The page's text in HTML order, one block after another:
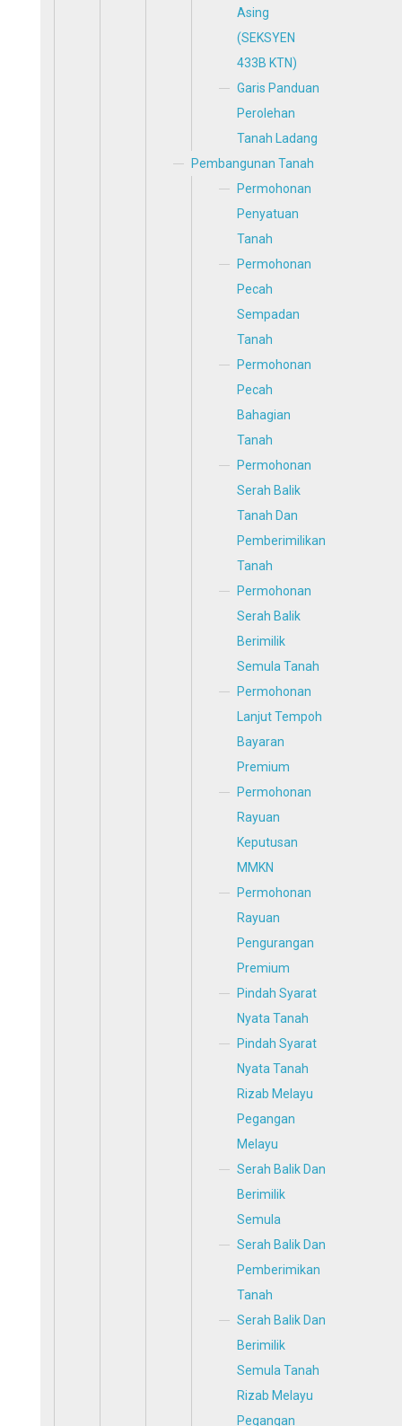
Asing
(SEKSYEN
433B KTN)
Garis Panduan
Perolehan
Tanah Ladang
Pembangunan Tanah
Permohonan
Penyatuan
Tanah
Permohonan
Pecah
Sempadan
Tanah
Permohonan
Pecah
Bahagian
Tanah
Permohonan
Serah Balik
Tanah Dan
Pemberimilikan
Tanah
Permohonan
Serah Balik
Berimilik
Semula Tanah
Permohonan
Lanjut Tempoh
Bayaran
Premium
Permohonan
Rayuan
Keputusan
MMKN
Permohonan
Rayuan
Pengurangan
Premium
Pindah Syarat
Nyata Tanah
Pindah Syarat
Nyata Tanah
Rizab Melayu
Pegangan
Melayu
Serah Balik Dan
Berimilik
Semula
Serah Balik Dan
Pemberimikan
Tanah
Serah Balik Dan
Berimilik
Semula Tanah
Rizab Melayu
Pegangan